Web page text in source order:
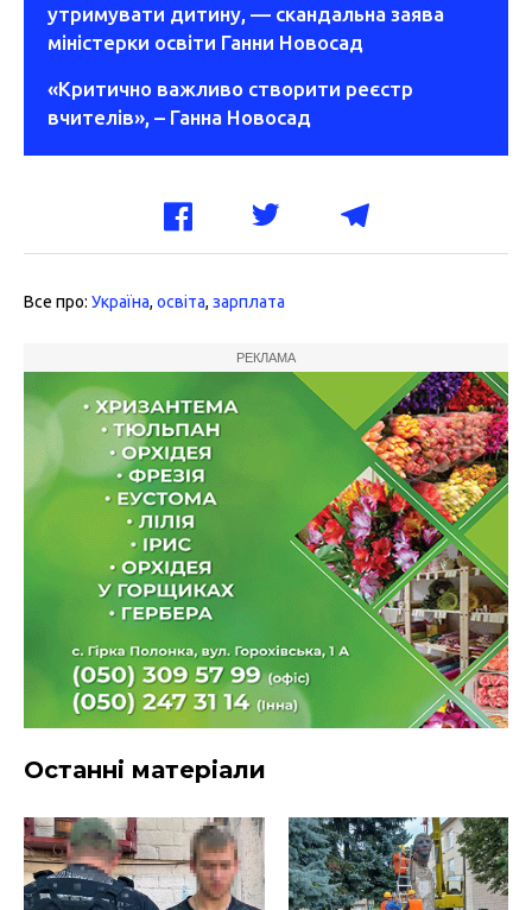
утримувати дитину, — скандальна заява
міністерки освіти Ганни Новосад
«Критично важливо створити реєстр
вчителів», – Ганна Новосад
Все про: Україна, освіта, зарплата
РЕКЛАМА
Останні матеріали